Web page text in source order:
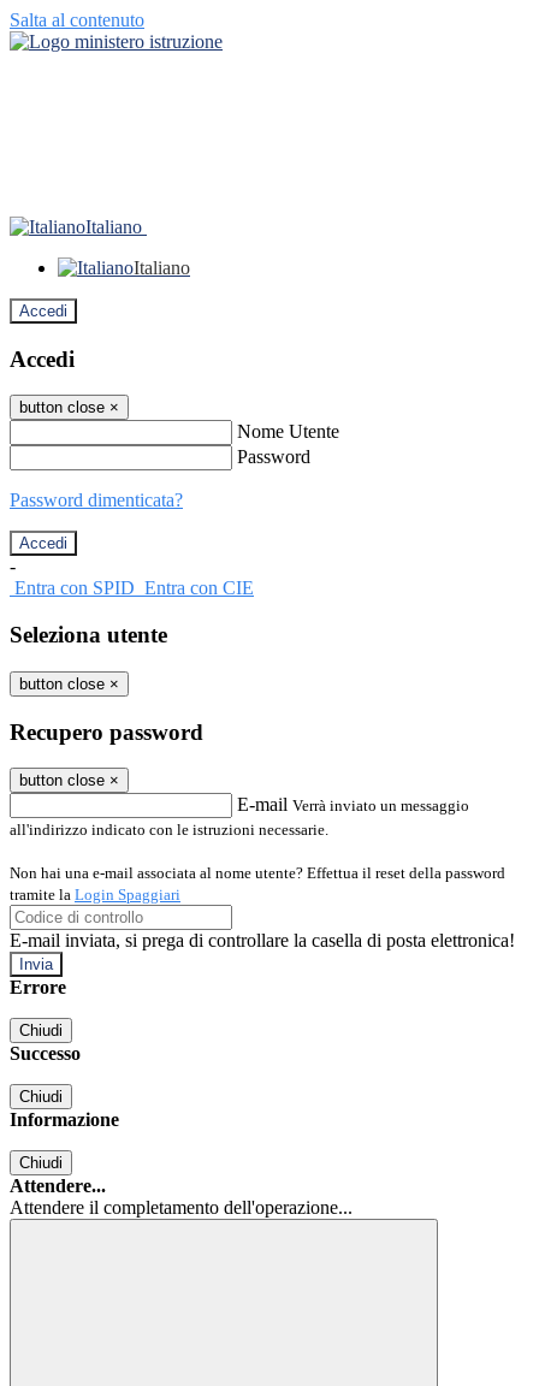
Salta al contenuto
Italiano
Italiano
Accedi
Accedi
button close ×
Nome Utente
Password
Password dimenticata?
-
Entra con SPID Entra con CIE
Seleziona utente
button close ×
Recupero password
button close ×
E-mail Verrà inviato un messaggio
all'indirizzo indicato con le istruzioni necessarie.
Non hai una e-mail associata al nome utente? Effettua il reset della password
tramite la Login Spaggiari
E-mail inviata, si prega di controllare la casella di posta elettronica!
Errore
Chiudi
Successo
Chiudi
Informazione
Chiudi
Attendere...
Attendere il completamento dell'operazione...